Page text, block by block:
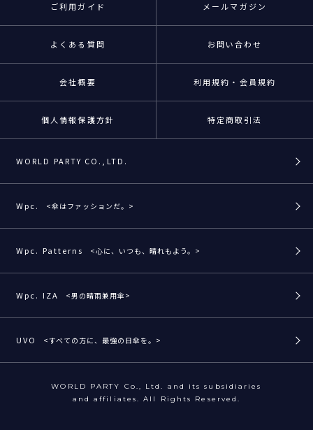
ご利用ガイド メールマガジン
よくある質問 お問い合わせ
会社概要 利用規約・会員規約
個人情報保護方針 特定商取引法
WORLD PARTY CO.,LTD.
Wpc. <傘はファッションだ。>
Wpc. Patterns <心に、いつも、晴れもよう。>
Wpc. IZA <男の晴雨兼用傘>
UVO <すべての方に、最強の日傘を。>
WORLD PARTY Co., Ltd. and its subsidiaries
and affiliates. All Rights Reserved.